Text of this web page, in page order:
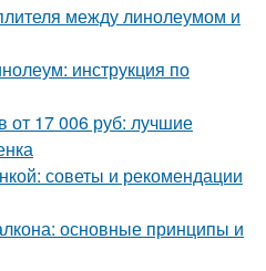
между линолеумом и
инструкция по
от 17 006 руб: лучшие
советы и рекомендации
основные принципы и